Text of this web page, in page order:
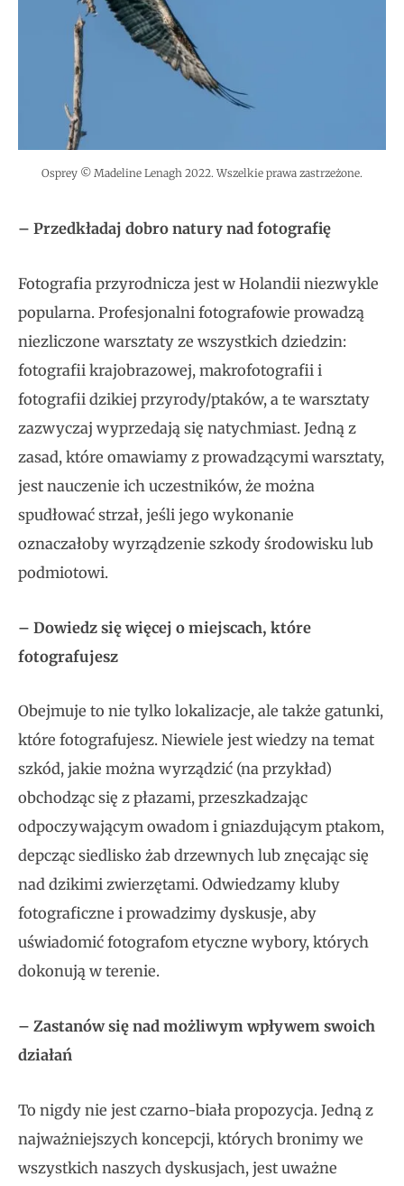
Osprey © Madeline Lenagh 2022. Wszelkie prawa zastrzeżone.
– Przedkładaj dobro natury nad fotografię
Fotografia przyrodnicza jest w Holandii niezwykle
popularna. Profesjonalni fotografowie prowadzą
niezliczone warsztaty ze wszystkich dziedzin:
fotografii krajobrazowej, makrofotografii i
fotografii dzikiej przyrody/ptaków, a te warsztaty
zazwyczaj wyprzedają się natychmiast. Jedną z
zasad, które omawiamy z prowadzącymi warsztaty,
jest nauczenie ich uczestników, że można
spudłować strzał, jeśli jego wykonanie
oznaczałoby wyrządzenie szkody środowisku lub
podmiotowi.
– Dowiedz się więcej o miejscach, które
fotografujesz
Obejmuje to nie tylko lokalizacje, ale także gatunki,
które fotografujesz. Niewiele jest wiedzy na temat
szkód, jakie można wyrządzić (na przykład)
obchodząc się z płazami, przeszkadzając
odpoczywającym owadom i gniazdującym ptakom,
depcząc siedlisko żab drzewnych lub znęcając się
nad dzikimi zwierzętami. Odwiedzamy kluby
fotograficzne i prowadzimy dyskusje, aby
uświadomić fotografom etyczne wybory, których
dokonują w terenie.
– Zastanów się nad możliwym wpływem swoich
działań
To nigdy nie jest czarno-biała propozycja. Jedną z
najważniejszych koncepcji, których bronimy we
wszystkich naszych dyskusjach, jest uważne